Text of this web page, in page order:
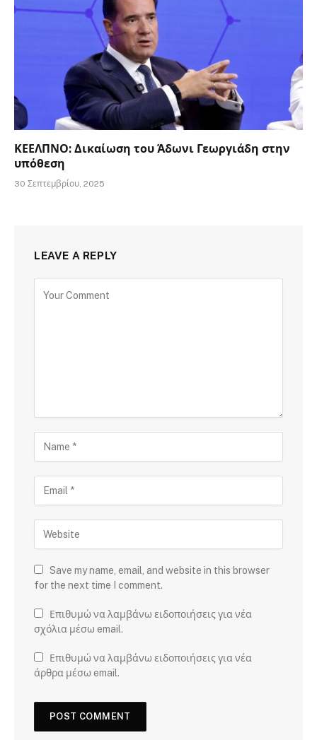
ΚΕΕΛΠΝΟ: Δικαίωση του Άδωνι Γεωργιάδη στην
υπόθεση
30 Σεπτεμβρίου, 2025
LEAVE A REPLY
Save my name, email, and website in this browser
for the next time I comment.
Επιθυμώ να λαμβάνω ειδοποιήσεις για νέα
σχόλια μέσω email.
Επιθυμώ να λαμβάνω ειδοποιήσεις για νέα
άρθρα μέσω email.